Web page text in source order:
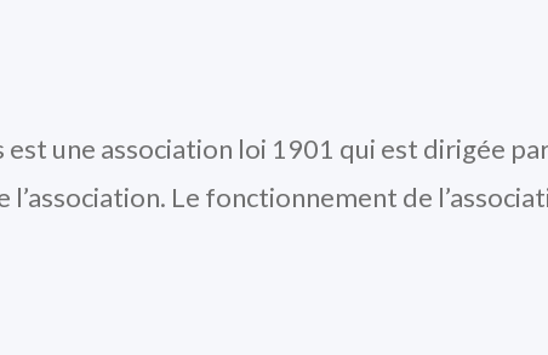
une association loi 1901 qui est dirigée
Le fonctionnement de